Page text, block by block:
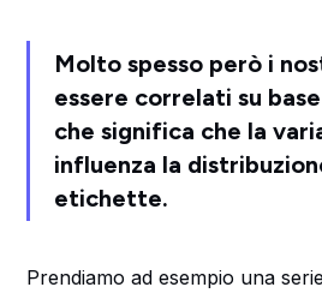
Molto spesso però i
essere correlati su
che significa che la
influenza la
etichette.
Prendiamo ad esempio una